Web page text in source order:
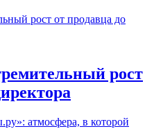
рост